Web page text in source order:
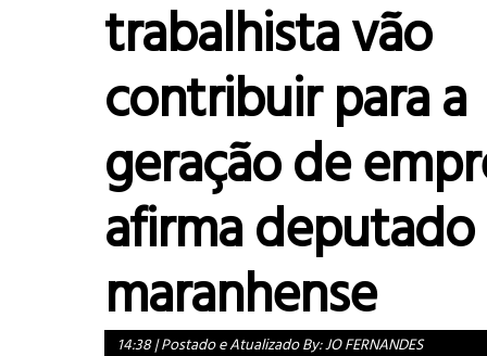
trabalhista vão
contribuir para a
geração de
afirma deputado
maranhense
14:38|Postado e Atualizado By:JO FERNANDES